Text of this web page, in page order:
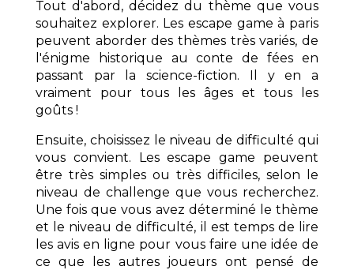
Tout d'abord, décidez du thème que vous
souhaitez explorer. Les escape game à paris
peuvent aborder des thèmes très variés, de
l'énigme historique au conte de fées en
passant par la science-fiction. Il y en a
vraiment pour tous les âges et tous les
goûts !
Ensuite, choisissez le niveau de difficulté qui
vous convient. Les escape game peuvent
être très simples ou très difficiles, selon le
niveau de challenge que vous recherchez.
Une fois que vous avez déterminé le thème
et le niveau de difficulté, il est temps de lire
les avis en ligne pour vous faire une idée de
ce que les autres joueurs ont pensé de